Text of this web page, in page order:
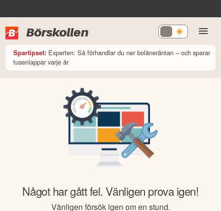
Börskollen
Spartipset: Experten: Så förhandlar du ner bolåneräntan – och sparar
tusenlappar varje år
Något har gått fel. Vänligen prova igen!
Vänligen försök igen om en stund.